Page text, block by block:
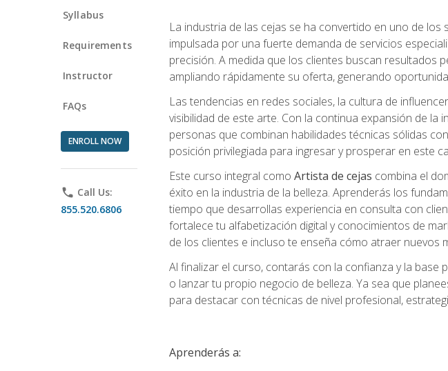
Syllabus
Requirements
Instructor
FAQs
ENROLL NOW
phone Call Us:
855.520.6806
La industria de las cejas se ha convertido en uno de
impulsada por una fuerte demanda de servicios
precisión. A medida que los clientes buscan resultados
ampliando rápidamente su oferta, generando
Las tendencias en redes sociales, la cultura de
visibilidad de este arte. Con la continua expansión de
personas que combinan habilidades técnicas sólidas
posición privilegiada para ingresar y prosperar en este
Este curso integral como Artista de cejas combina el
éxito en la industria de la belleza. Aprenderás los
tiempo que desarrollas experiencia en consulta con
fortalece tu alfabetización digital y conocimientos de
de los clientes e incluso te enseña cómo atraer nuevos
Al finalizar el curso, contarás con la confianza y la
o lanzar tu propio negocio de belleza. Ya sea que
para destacar con técnicas de nivel profesional,
Aprenderás a: